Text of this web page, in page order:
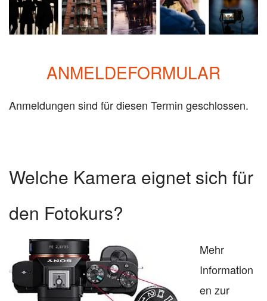
ANMELDEFORMULAR
Anmeldungen sind für diesen Termin geschlossen.
Welche Kamera eignet sich für
den Fotokurs?
Mehr
Information
en zur